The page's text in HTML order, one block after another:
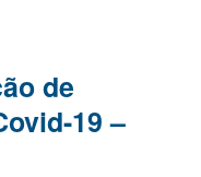
de
19 –